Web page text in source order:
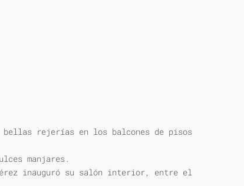
bellas rejerías en los balcones de pisos
manjares.
inauguró su salón interior, entre el